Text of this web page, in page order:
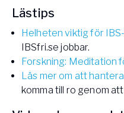
Lästips
Helheten viktig för
IBSfri.se jobbar.
Forskning: Meditation
Läs mer om att
komma till ro genom